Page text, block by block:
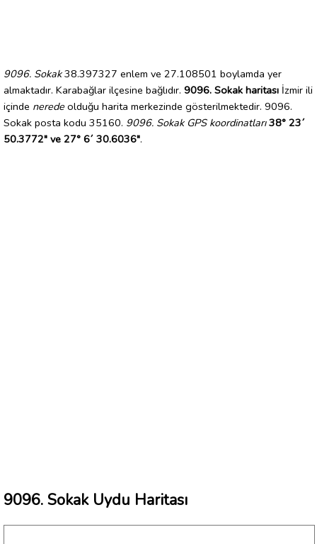
9096. Sokak38.397327 enlem ve 27.108501 boylamda yer
almaktadır. Karabağlar ilçesine bağlıdır. 9096. Sokak haritası İzmir ili
içinde nerede olduğu harita merkezinde gösterilmektedir. 9096.
Sokak posta kodu 35160. 9096. Sokak GPS koordinatları 38° 23´
50.3772" ve 27° 6´ 30.6036".
9096. Sokak Uydu Haritası